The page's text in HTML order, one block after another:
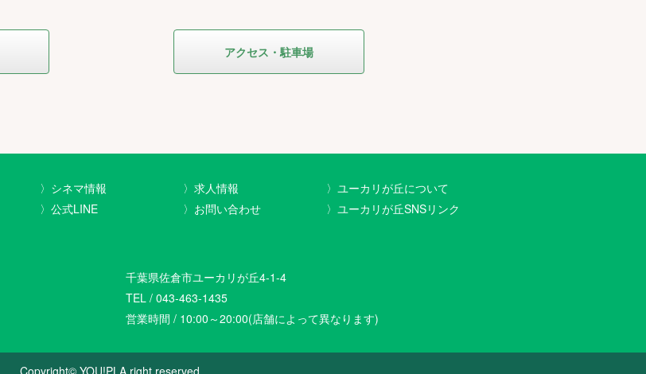
アクセス・駐車場
〉シネマ情報
〉公式LINE
〉求人情報
〉お問い合わせ
〉ユーカリが丘について
〉ユーカリが丘SNSリンク
千葉県佐倉市ユーカリが丘4-1-4
TEL / 043-463-1435
営業時間 / 10:00～20:00(店舗によって異なります)